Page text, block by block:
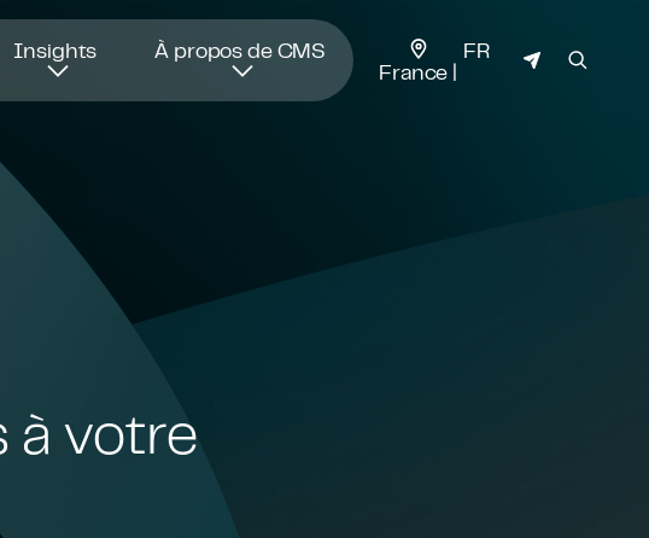
Insights À propos de CMS
JURIDICTION
France
FR
à votre